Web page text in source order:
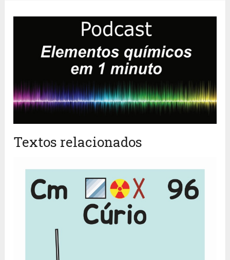
Textos relacionados